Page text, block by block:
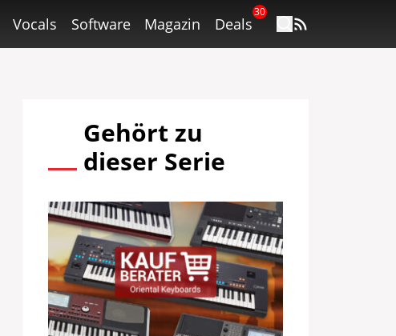
Vocals Software Magazin Deals
30
Gehört zu
dieser Serie